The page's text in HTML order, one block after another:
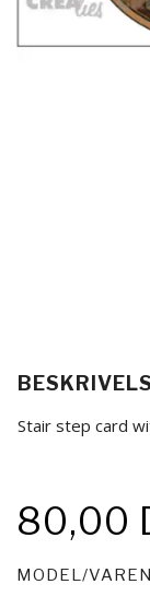
Stair step card
80,00
MODEL/